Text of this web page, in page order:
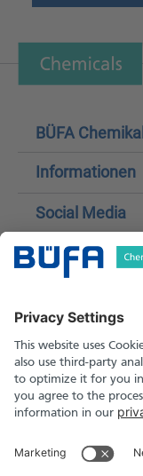
BÜFA
Informationen
Social Media